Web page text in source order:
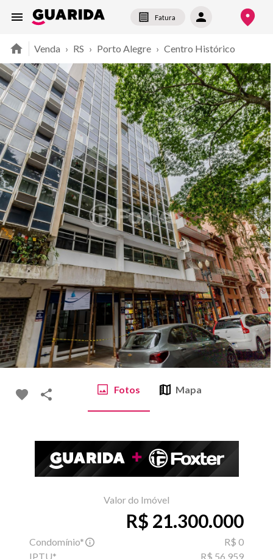
Fatura
Venda › RS › Porto Alegre › Centro Histórico
Fotos Mapa
Valor do Imóvel
R$ 21.300.000
Condomínio*
R$ 0
IPTU*
R$ 56.959